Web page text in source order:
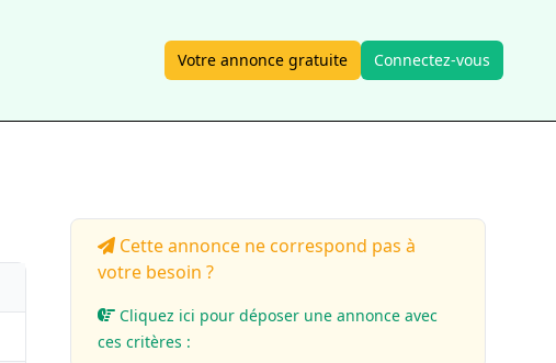
Votre annonce gratuite Connectez-vous
Cette annonce ne correspond pas à
votre besoin ?
Cliquez ici pour déposer une annonce avec
ces critères :